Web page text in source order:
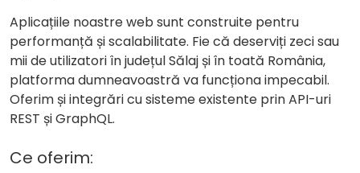
Aplicațiile noastre web sunt construite pentru
performanță și scalabilitate. Fie că deserviți zeci sau
mii de utilizatori în județul Sălaj și în toată România,
platforma dumneavoastră va funcționa impecabil.
Oferim și integrări cu sisteme existente prin API-uri
REST și GraphQL.
Ce oferim: